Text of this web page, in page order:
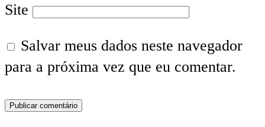
Site
Salvar meus dados neste navegador
para a próxima vez que eu comentar.